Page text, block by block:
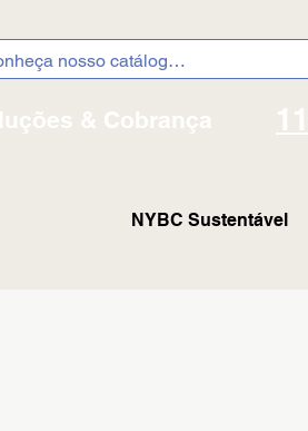
& Cobrança
NYBC Sustentável